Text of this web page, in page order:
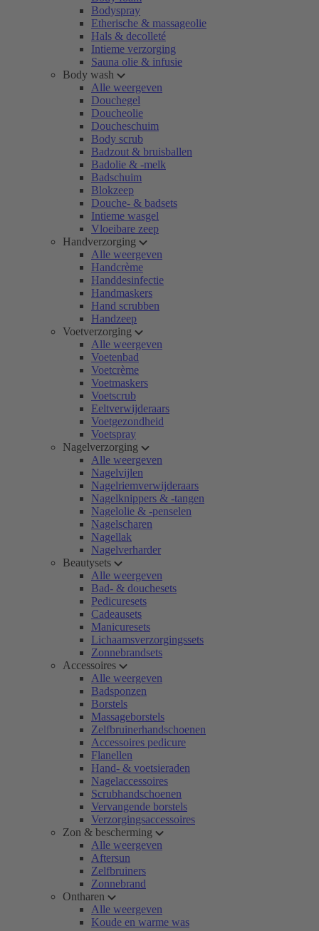
Bodyspray
Etherische & massageolie
Hals & decolleté
Intieme verzorging
Sauna olie & infusie
Body wash
Alle weergeven
Douchegel
Doucheolie
Doucheschuim
Body scrub
Badzout & bruisballen
Badolie & -melk
Badschuim
Blokzeep
Douche- & badsets
Intieme wasgel
Vloeibare zeep
Handverzorging
Alle weergeven
Handcrème
Handdesinfectie
Handmaskers
Hand scrubben
Handzeep
Voetverzorging
Alle weergeven
Voetenbad
Voetcrème
Voetmaskers
Voetscrub
Eeltverwijderaars
Voetgezondheid
Voetspray
Nagelverzorging
Alle weergeven
Nagelvijlen
Nagelriemverwijderaars
Nagelknippers & -tangen
Nagelolie & -penselen
Nagelscharen
Nagellak
Nagelverharder
Beautysets
Alle weergeven
Bad- & douchesets
Pedicuresets
Cadeausets
Manicuresets
Lichaamsverzorgingssets
Zonnebrandsets
Accessoires
Alle weergeven
Badsponzen
Borstels
Massageborstels
Zelfbruinerhandschoenen
Accessoires pedicure
Flanellen
Hand- & voetsieraden
Nagelaccessoires
Scrubhandschoenen
Vervangende borstels
Verzorgingsaccessoires
Zon & bescherming
Alle weergeven
Aftersun
Zelfbruiners
Zonnebrand
Ontharen
Alle weergeven
Koude en warme was